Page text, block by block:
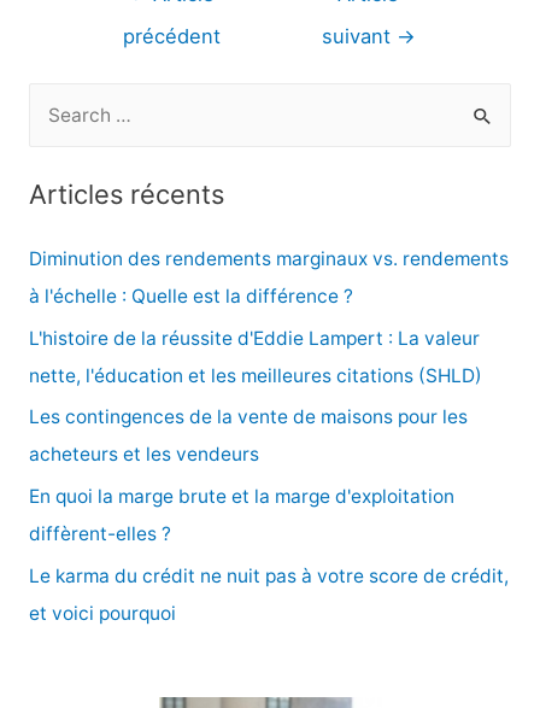
l’article
précédent
suivant →
e
r
Articles récents
Diminution des rendements marginaux vs. rendements
à l'échelle : Quelle est la différence ?
L'histoire de la réussite d'Eddie Lampert : La valeur
nette, l'éducation et les meilleures citations (SHLD)
Les contingences de la vente de maisons pour les
acheteurs et les vendeurs
En quoi la marge brute et la marge d'exploitation
diffèrent-elles ?
Le karma du crédit ne nuit pas à votre score de crédit,
et voici pourquoi